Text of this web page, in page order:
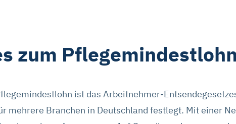
zum Pflegemindestlohn
ist das Arbeitnehmer-
mehrere Branchen in Deutschland festlegt. Mit einer